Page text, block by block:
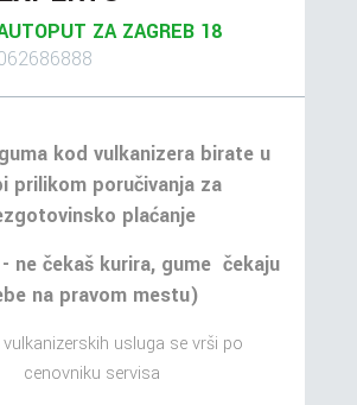
ZA ZAGREB 18
kod vulkanizera birate u
prilikom poručivanja za
plaćanje
ne čekaš kurira, gume čekaju
na pravom mestu)
usluga se vrši po
cenovniku servisa